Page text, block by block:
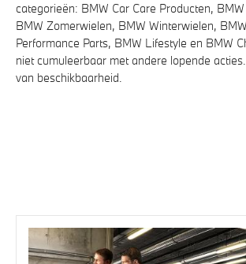
categorieën: BMW Car Care Producten,
BMW Zomerwielen, BMW Winterwielen,
Performance Parts, BMW Lifestyle en BMW
niet cumuleerbaar met andere lopende
van beschikbaarheid.